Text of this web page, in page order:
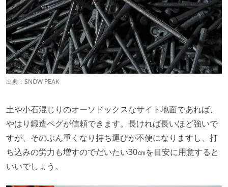
出典： SNOW PEAK
土や小石混じりのオーソドックスなサイト地面であれば、
やはり鍛造ペグが信頼できます。長ければ長いほど強いで
すが、そのぶん重くなり持ち運びが不便になりますし、打
ち込みの労力も増すのでだいたい30㎝を目安に用意すると
いいでしょう。